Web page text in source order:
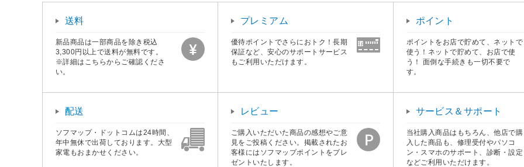
送料
新品商品は一部商品を除き税込
3,300円以上で送料が無料です。
※詳細はこちらからご確認くださ
い。
プレミアム
優待ポイントでさらにおトク！長期
保証など、安心のサポートサービス
もご利用いただけます。
ポイント
ポイントをお店で貯めて、ネットで
使う！ネットで貯めて、お店で使
う！ 面倒な手続きも一切不要で
す。
配送
ソフマップ・ドットコムは24時間、
年中無休で出荷しております。大型
家電もおまかせください。
レビュー
ご購入いただいた商品の感想やご意
見をご投稿ください。掲載されたお
客様にはソフマップポイントをプレ
ゼントいたします。
サービス＆サポート
当社購入商品はもちろん、他店で購
入した商品も、修理受付やパソコ
ン・スマホのサポート、診断・設定
などご利用いただけます。